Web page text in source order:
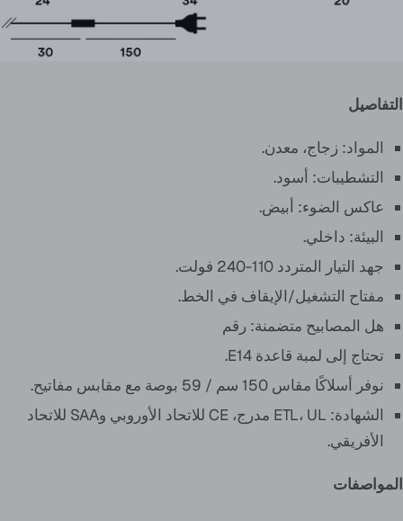
التفاصيل
المواد: زجاج، معدن.
التشطيبات: أسود.
عاكس الضوء: أبيض.
البيئة: داخلي.
جهد التيار المتردد 110-240 فولت.
مفتاح التشغيل/الإيقاف في الخط.
هل المصابيح متضمنة: رقم
تحتاج إلى لمبة قاعدة E14.
نوفر أسلاكًا مقاس 150 سم / 59 بوصة مع مقابس مفاتيح.
الشهادة: ETL، UL مدرج، CE للاتحاد الأوروبي وSAA للاتحاد
الأفريقي.
المواصفات